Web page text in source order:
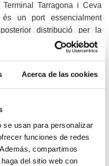
Acerca de las cookies
usan para personalizar
funciones de redes
compartimos
del sitio web con
Tarragona i Ceva
un port essencialment
distribució per la
a través del Port de
un 21,7% fins a situar-se
anterior.